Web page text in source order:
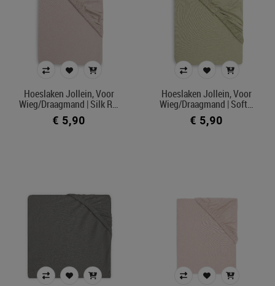
Hoeslaken Jollein, Voor
Wieg/draagmand | Silk R…
€ 5,90
Hoeslaken Jollein, Voor
Wieg/draagmand | Soft…
€ 5,90